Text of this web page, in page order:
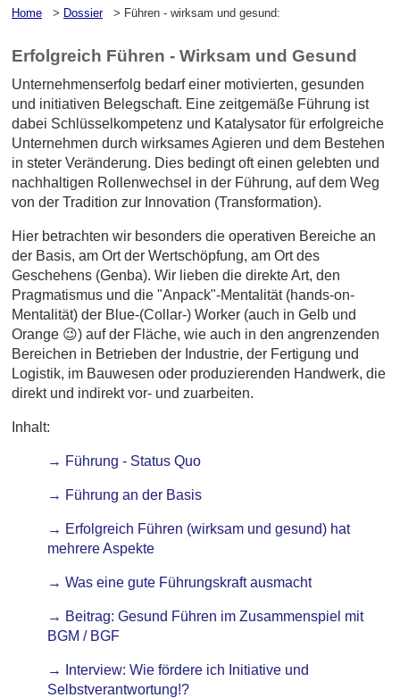
Home > Dossier> Führen - wirksam und gesund:
Erfolgreich Führen - Wirksam und Gesund
Unternehmenserfolg bedarf einer motivierten, gesunden
und initiativen Belegschaft. Eine zeitgemäße Führung ist
dabei Schlüsselkompetenz und Katalysator für erfolgreiche
Unternehmen durch wirksames Agieren und dem Bestehen
in steter Veränderung. Dies bedingt oft einen gelebten und
nachhaltigen Rollenwechsel in der Führung, auf dem Weg
von der Tradition zur Innovation (Transformation).
Hier betrachten wir besonders die operativen Bereiche an
der Basis, am Ort der Wertschöpfung, am Ort des
Geschehens (Genba). Wir lieben die direkte Art, den
Pragmatismus und die "Anpack"-Mentalität (hands-on-
Mentalität) der Blue-(Collar-) Worker (auch in Gelb und
Orange 😉) auf der Fläche, wie auch in den angrenzenden
Bereichen in Betrieben der Industrie, der Fertigung und
Logistik, im Bauwesen oder produzierenden Handwerk, die
direkt und indirekt vor- und zuarbeiten.
Inhalt:
→ Führung - Status Quo
→ Führung an der Basis
→ Erfolgreich Führen (wirksam und gesund) hat
mehrere Aspekte
→ Was eine gute Führungskraft ausmacht
→ Beitrag: Gesund Führen im Zusammenspiel mit
BGM / BGF
→ Interview: Wie fördere ich Initiative und
Selbstverantwortung!?